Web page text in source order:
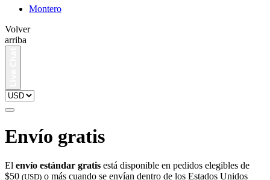
Montero
Volver
arriba
Envío gratis
El envío estándar gratis está disponible en pedidos elegibles de
$50 (USD) o más cuando se envían dentro de los Estados Unidos